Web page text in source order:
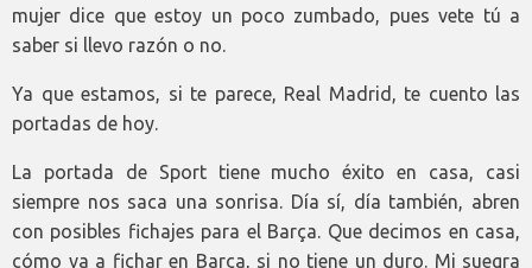
mujer dice que estoy un poco zumbado, pues vete tú a
saber si llevo razón o no.
Ya que estamos, si te parece, Real Madrid, te cuento las
portadas de hoy.
La portada de Sport tiene mucho éxito en casa, casi
siempre nos saca una sonrisa. Día sí, día también, abren
con posibles fichajes para el Barça. Que decimos en casa,
cómo va a fichar en Barça, si no tiene un duro. Mi suegra